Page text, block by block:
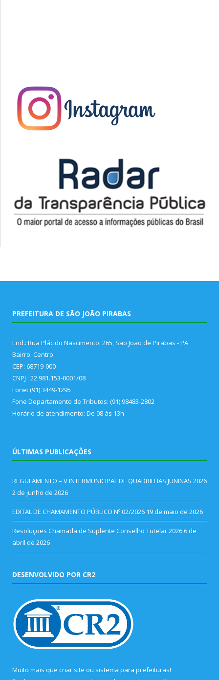
PREFEITURA DE SÃO JOÃO PIRABAS
End.: Rua Plácido Nascimento, 265, São João de Pirabas - PA
Bairro: Centro
CEP: 68719-000
CNPJ : 22.981.153-0001/08
Fone: (91) 3449-1295
Fone Departamento de Tributos: (91) 98483-2802
Horário de atendimento: De 08 às 13h
ÚLTIMAS PUBLICAÇÕES
REGULAMENTO – V INTERMUNICIPAL DE QUADRILHAS JUNINAS 2026
2 de junho de 2026
EDITAL DE CHAMAMENTO PÚBLICO Nº 02/2026 19 de maio de 2026
Resoluções Chamada de Suplente Conselho Tutelar 2026 6 de
abril de 2026
DESENVOLVIDO POR CR2
Muito mais que criar site ou sistema para prefeituras!